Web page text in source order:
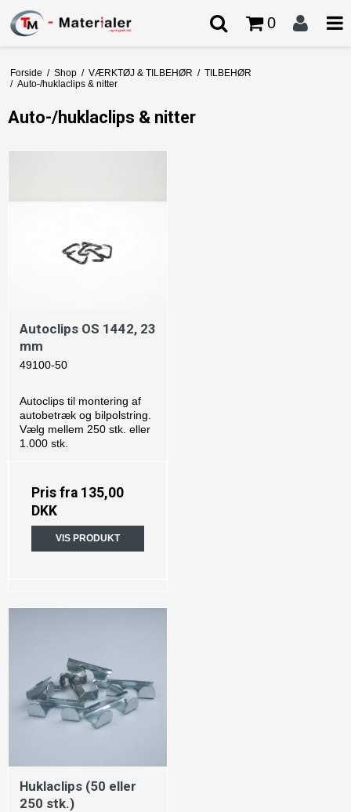
0
Forside / Shop / VÆRKTØJ & TILBEHØR / TILBEHØR
/ Auto-/huklaclips & nitter
Auto-/huklaclips & nitter
Autoclips OS 1442, 23
mm
49100-50
Autoclips til montering af
autobetræk og bilpolstring.
Vælg mellem 250 stk. eller
1.000 stk.
Pris fra 135,00
DKK
VIS PRODUKT
Huklaclips (50 eller
250 stk.)